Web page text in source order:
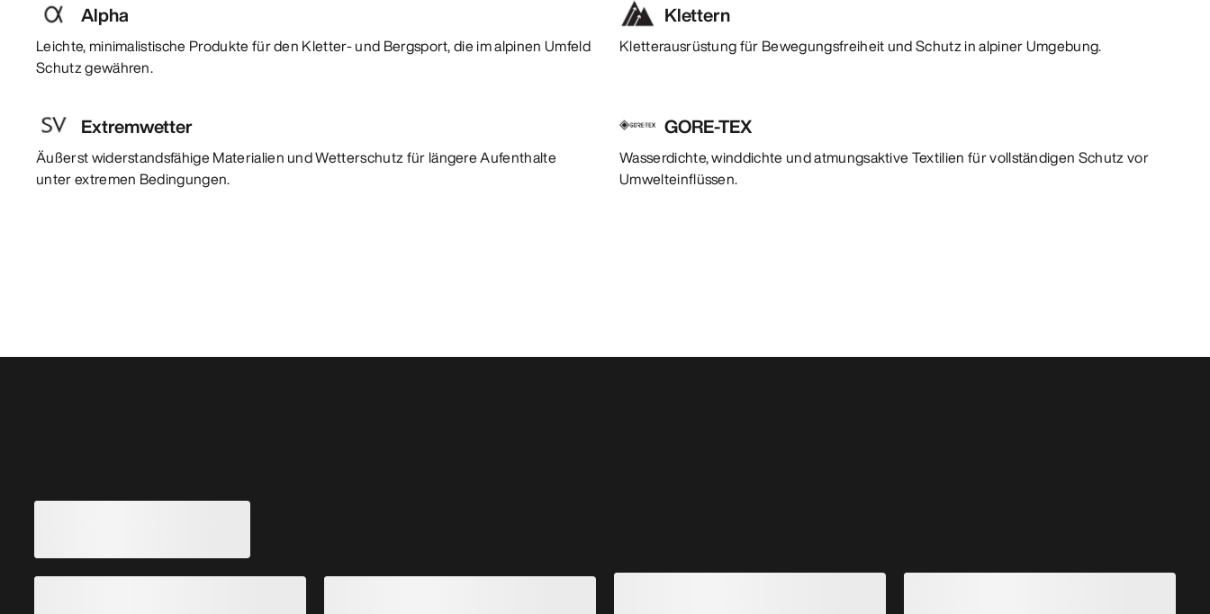
Alpha
Leichte, minimalistische Produkte für den Kletter- und Bergsport, die im alpinen Umfeld
Schutz gewähren.
Klettern
Kletterausrüstung für Bewegungsfreiheit und Schutz in alpiner Umgebung.
Extremwetter
Äußerst widerstandsfähige Materialien und Wetterschutz für längere Aufenthalte
unter extremen Bedingungen.
GORE-TEX
Wasserdichte, winddichte und atmungsaktive Textilien für vollständigen Schutz vor
Umwelteinflüssen.